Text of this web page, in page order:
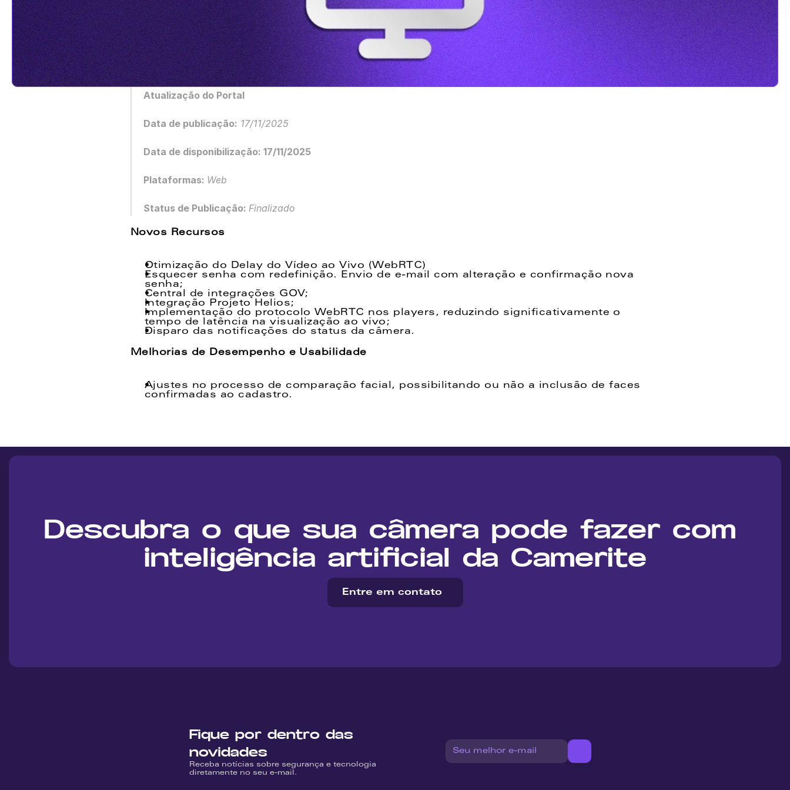
Atualização do Portal
Data de publicação: 17/11/2025
Data de disponibilização: 17/11/2025
Plataformas: Web
Status de Publicação: Finalizado
Novos Recursos
Otimização do Delay do Vídeo ao Vivo (WebRTC)
Esquecer senha com redefinição. Envio de e-mail com alteração e confirmação nova
senha;
Central de integrações GOV;
Integração Projeto Helios;
Implementação do protocolo WebRTC nos players, reduzindo significativamente o
tempo de latência na visualização ao vivo;
Disparo das notificações do status da câmera.
Melhorias de Desempenho e Usabilidade
Ajustes no processo de comparação facial, possibilitando ou não a inclusão de faces
confirmadas ao cadastro.
Descubra o que sua câmera pode fazer com
inteligência artificial da Camerite
Entre em contato
Fique por dentro das
novidades
Receba notícias sobre segurança e tecnologia
diretamente no seu e-mail.